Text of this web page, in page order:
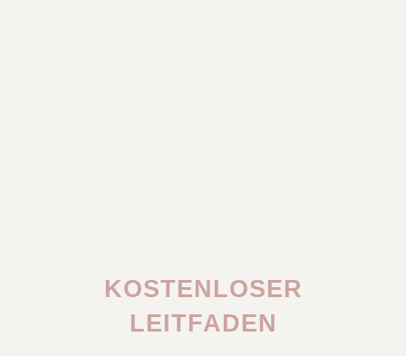
KOSTENLOSER
LEITFADEN